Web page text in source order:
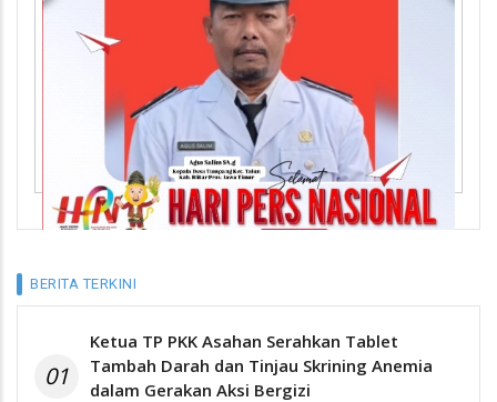
BERITA TERKINI
01
Ketua TP PKK Asahan Serahkan Tablet
Tambah Darah dan Tinjau Skrining Anemia
dalam Gerakan Aksi Bergizi